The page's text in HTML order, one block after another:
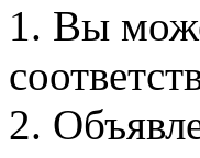
1. Вы
2.